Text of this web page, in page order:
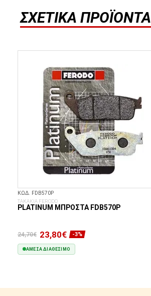
ΣΧΕΤΙΚΆ ΠΡΟΪΌΝΤΑ
ΚΩΔ. FDB570P
ΤΑΚΑΚΙΑ FERODO
PLATINUM ΜΠΡΟΣΤΆ FDB570P
24,70€ 23,80€ -3%
ΆΜΕΣΑ ΔΙΑΘΈΣΙΜΟ